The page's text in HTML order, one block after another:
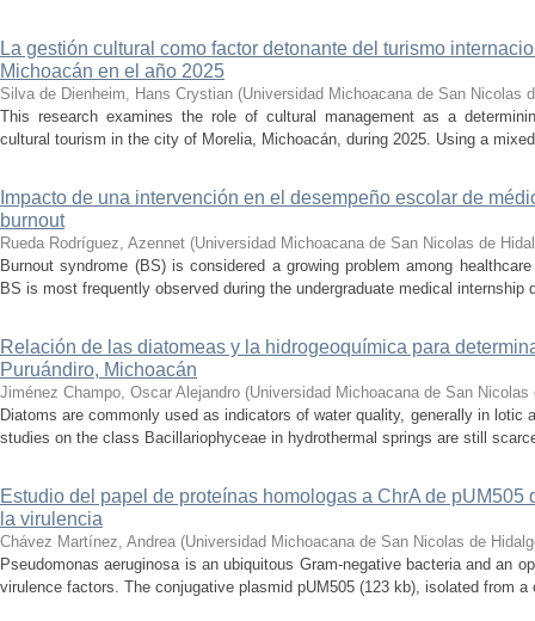
La gestión cultural como factor detonante del turismo
Michoacán en el año 2025
Silva de Dienheim, Hans Crystian (Universidad Michoacana de San Nicolas
This research examines the role of cultural management as a
cultural tourism in the city of Morelia, Michoacán, during 2025. Using a
Impacto de una intervención en el desempeño escolar de
burnout
Rueda Rodríguez, Azennet (Universidad Michoacana de San Nicolas de
Burnout syndrome (BS) is considered a growing problem among
BS is most frequently observed during the undergraduate medical
Relación de las diatomeas y la hidrogeoquímica para
Puruándiro, Michoacán
Jiménez Champo, Oscar Alejandro (Universidad Michoacana de San Nicolas
Diatoms are commonly used as indicators of water quality, generally in
studies on the class Bacillariophyceae in hydrothermal springs are still
Estudio del papel de proteínas homologas a ChrA de
la virulencia
Chávez Martínez, Andrea (Universidad Michoacana de San Nicolas de
Pseudomonas aeruginosa is an ubiquitous Gram-negative bacteria and an
virulence factors. The conjugative plasmid pUM505 (123 kb), isolated from